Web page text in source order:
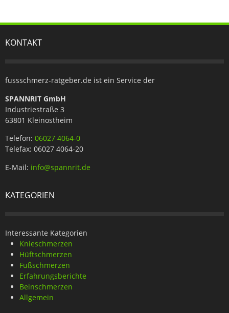
KONTAKT
fussschmerz-ratgeber.de ist ein Service der
SPANNRIT GmbH
Industriestraße 3
63801 Kleinostheim
Telefon: 06027 4064-0
Telefax: 06027 4064-20
E-Mail: info@spannrit.de
KATEGORIEN
Interessante Kategorien
Knieschmerzen
Hüftschmerzen
Fußschmerzen
Erfahrungsberichte
Beinschmerzen
Allgemein